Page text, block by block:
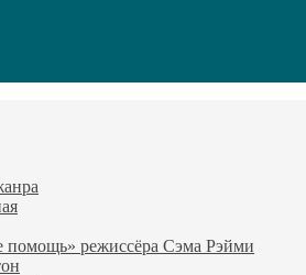
помощь» режиссёра Сэма Рэйми